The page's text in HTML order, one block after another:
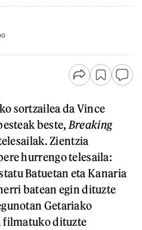
sortzailea da Vince
beste, Breaking
Zientzia
hurrengo telesaila:
Batuetan eta Kanaria
batean egin dituzte
Getariako
filmatuko dituzte